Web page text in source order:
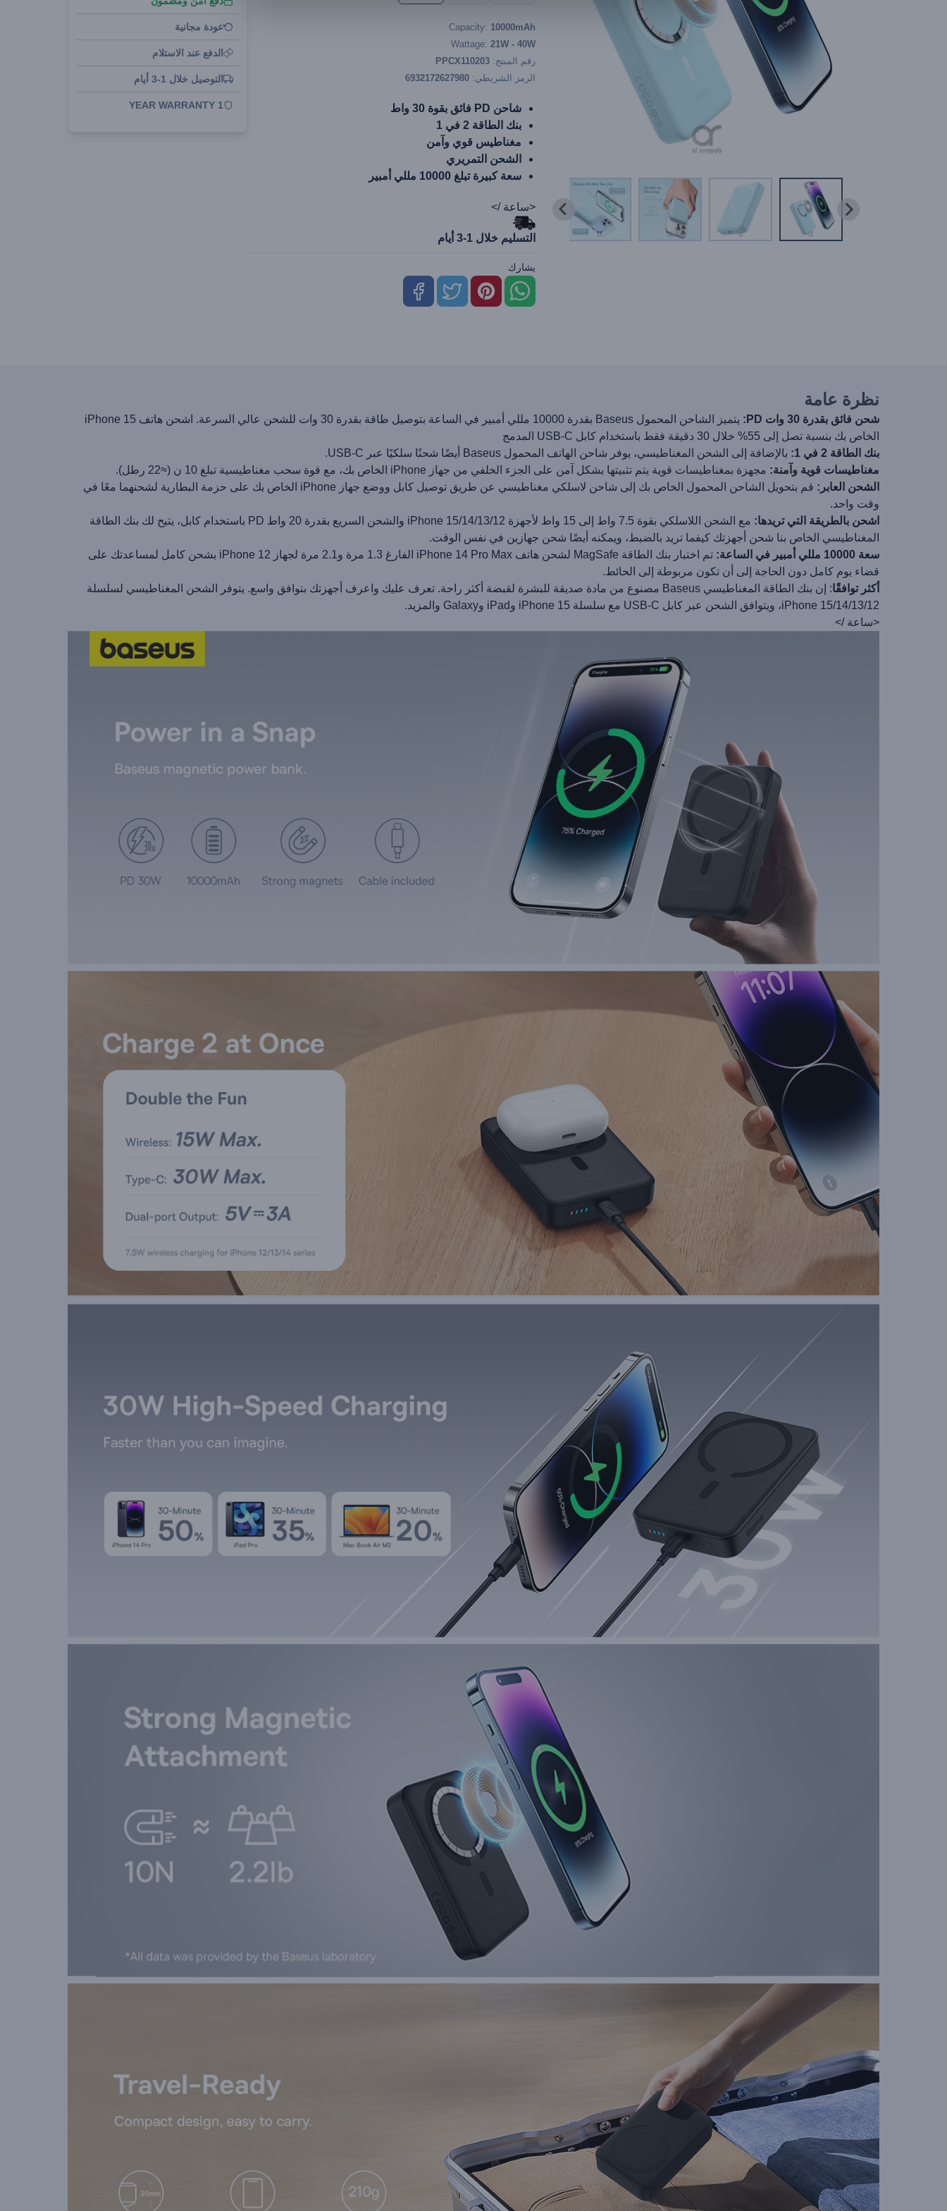
Capacity: 10000mAh
Wattage: 21W - 40W
رقم المنتج: PPCX110203
الرمز الشريطي: 6932172627980
شاحن PD فائق بقوة 30 واط
بنك الطاقة 2 في 1
مغناطيس قوي وآمن
الشحن التمريري
سعة كبيرة تبلغ 10000 مللي أمبير
<ساعة />
التسليم خلال 1-3 أيام
يشارك
عودة مجانية
الدفع عند الاستلام
التوصيل خلال 1-3 أيام
1 YEAR WARRANTY
نظرة عامة
شحن فائق بقدرة 30 وات PD:
يتميز الشاحن المحمول Baseus بقدرة 10000 مللي أمبير في الساعة بتوصيل طاقة بقدرة 30 وات للشحن عالي السرعة. اشحن هاتف iPhone 15
الخاص بك بنسبة تصل إلى 55% خلال 30 دقيقة فقط باستخدام كابل USB-C المدمج
بنك الطاقة 2 في 1:
بالإضافة إلى الشحن المغناطيسي، يوفر شاحن الهاتف المحمول Baseus أيضًا شحنًا سلكيًا عبر USB-C.
مغناطيسات قوية وآمنة: مجهزة بمغناطيسات قوية يتم تثبيتها بشكل آمن على الجزء الخلفي من جهاز iPhone الخاص بك، مع قوة سحب مغناطيسية تبلغ 10 ن (≈22 رطل).
الشحن العابر:
قم بتحويل الشاحن المحمول الخاص بك إلى شاحن لاسلكي مغناطيسي عن طريق توصيل كابل ووضع جهاز iPhone الخاص بك على حزمة البطارية لشحنهما معًا في
وقت واحد.
اشحن بالطريقة التي تريدها:
مع الشحن اللاسلكي بقوة 7.5 واط إلى 15 واط لأجهزة iPhone 15/14/13/12 والشحن السريع بقدرة 20 واط PD باستخدام كابل، يتيح لك بنك الطاقة
المغناطيسي الخاص بنا شحن أجهزتك كيفما تريد بالضبط، ويمكنه أيضًا شحن جهازين في نفس الوقت.
سعة 10000 مللي أمبير في الساعة:
تم اختبار بنك الطاقة MagSafe لشحن هاتف iPhone 14 Pro Max الفارغ 1.3 مرة و2.1 مرة لجهاز iPhone 12 بشحن كامل لمساعدتك على
قضاء يوم كامل دون الحاجة إلى أن تكون مربوطة إلى الحائط.
أكثر توافقًا
: إن بنك الطاقة المغناطيسي Baseus مصنوع من مادة صديقة للبشرة لقبضة أكثر راحة. تعرف عليك واعرف أجهزتك بتوافق واسع. يتوفر الشحن المغناطيسي لسلسلة
iPhone 15/14/13/12، ويتوافق الشحن عبر كابل USB-C مع سلسلة iPhone 15 وiPad وGalaxy والمزيد.
<ساعة />